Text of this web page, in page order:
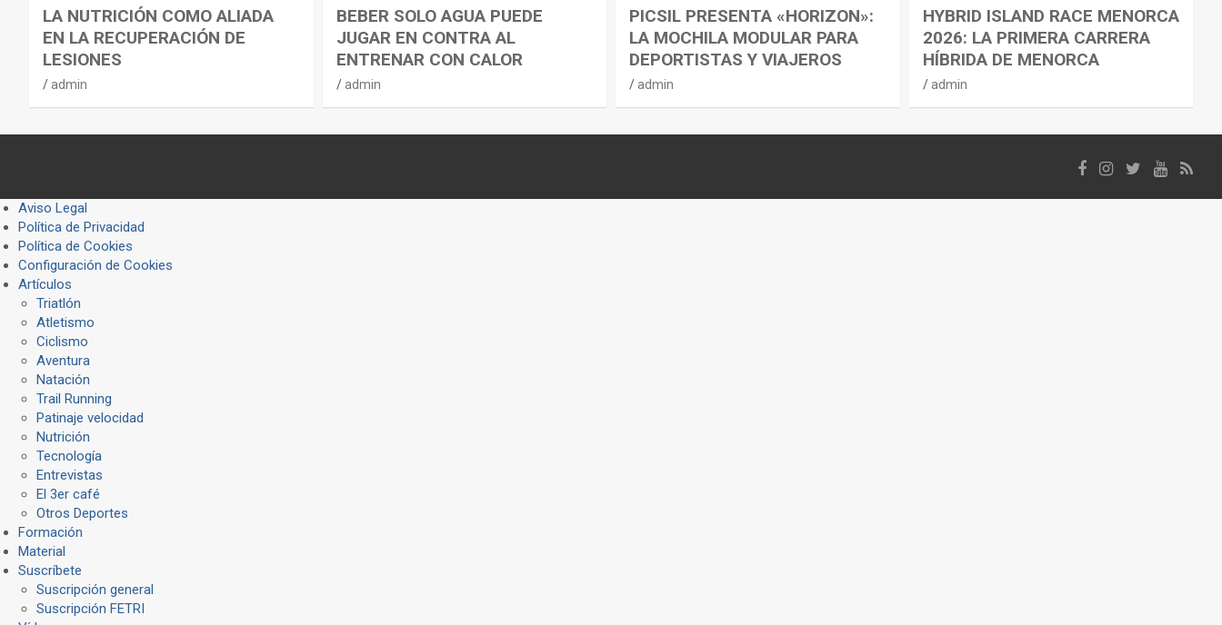
LA NUTRICIÓN COMO ALIADA
EN LA RECUPERACIÓN DE
LESIONES
admin
BEBER SOLO AGUA PUEDE
JUGAR EN CONTRA AL
ENTRENAR CON CALOR
admin
PICSIL PRESENTA «HORIZON»:
LA MOCHILA MODULAR PARA
DEPORTISTAS Y VIAJEROS
admin
HYBRID ISLAND RACE MENORCA
2026: LA PRIMERA CARRERA
HÍBRIDA DE MENORCA
admin
Aviso Legal
Política de Privacidad
Política de Cookies
Configuración de Cookies
Artículos
Triatlón
Atletismo
Ciclismo
Aventura
Natación
Trail Running
Patinaje velocidad
Nutrición
Tecnología
Entrevistas
El 3er café
Otros Deportes
Formación
Material
Suscríbete
Suscripción general
Suscripción FETRI